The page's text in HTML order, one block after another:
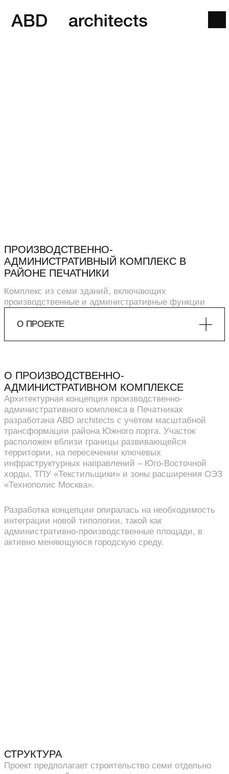
ПРОИЗВОДСТВЕННО-
АДМИНИСТРАТИВНЫЙ КОМПЛЕКС В
РАЙОНЕ ПЕЧАТНИКИ
Комплекс из семи зданий, включающих
производственные и административные функции
О ПРОЕКТЕ
Расположение: Москва, ЮВАО, район
Печатники, Шоссейный проезд
Клиент: Правительство Москвы
Проектирование: 2024
Руководитель коллектива: Б. Левянт
Менеджер: К. Левянт
ГАП: В. Шабанов
Архитекторы: А. Демидов, К. Иванов
3D-визуализатор: М. Командовский
О ПРОИЗВОДСТВЕННО-
АДМИНИСТРАТИВНОМ КОМПЛЕКСЕ
Архитектурная концепция производственно-
административного комплекса в Печатниках
разработана ABD architects с учётом масштабной
трансформации района Южного порта. Участок
расположен вблизи границы развивающейся
территории, на пересечении ключевых
инфраструктурных направлений – Юго-Восточной
хорды, ТПУ «Текстильщики» и зоны расширения ОЭЗ
«Технополис Москва».
Разработка концепции опиралась на необходимость
интеграции новой типологии, такой как
административно-производственные площади, в
активно меняющуюся городскую среду.
СТРУКТУРА
Проект предполагает строительство семи отдельно